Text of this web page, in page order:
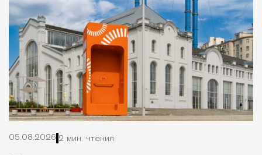
05.08.2026 2 мин. чтения